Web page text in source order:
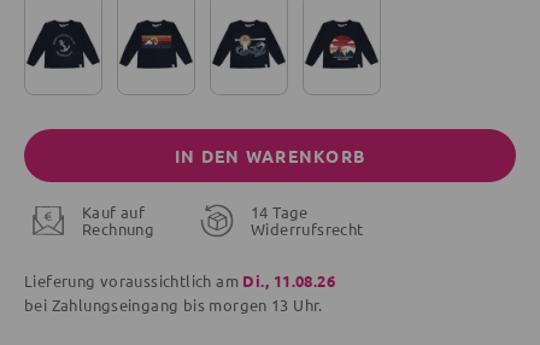
IN DEN WARENKORB
Kauf auf
Rechnung
14 Tage
Widerrufsrecht
Lieferung voraussichtlich am Di., 11.08.26
bei Zahlungseingang bis morgen 13 Uhr.